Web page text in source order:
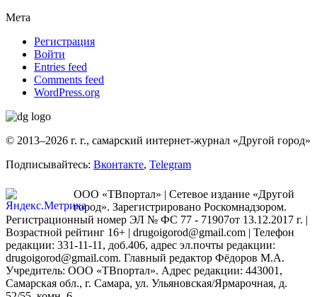
Мета
Регистрация
Войти
Entries feed
Comments feed
WordPress.org
© 2013–2026 г. г., самарский интернет-журнал «Другой город»
Подписывайтесь: Вконтакте, Telegram
ООО «ТВпортал» | Сетевое издание «Другой
город». Зарегистрировано Роскомнадзором.
Регистрационный номер ЭЛ № ФС 77 - 71907от 13.12.2017 г. |
Возрастной рейтинг 16+ | drugoigorod@gmail.com | Телефон
редакции: 331-11-11, доб.406, адрес эл.почты редакции:
drugoigorod@gmail.com. Главный редактор Фёдоров М.А.
Учредитель: ООО «ТВпортал». Адрес редакции: 443001,
Самарская обл., г. Самара, ул. Ульяновская/Ярмарочная, д.